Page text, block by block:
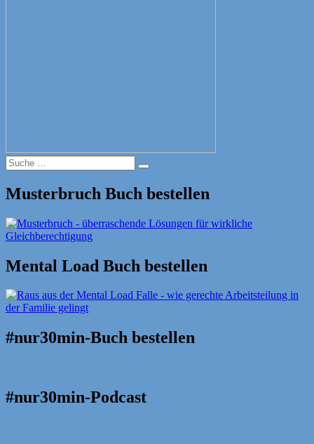
Suche
nach:
Suche
Musterbruch Buch bestellen
Mental Load Buch bestellen
#nur30min-Buch bestellen
#nur30min-Podcast